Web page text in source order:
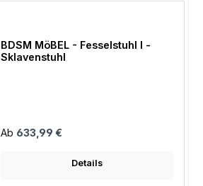
BDSM MöBEL - Fesselstuhl I -
Sklavenstuhl
Regulärer Preis:
Ab 633,99 €
Details